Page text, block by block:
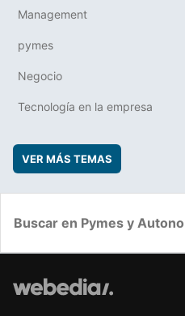
Management
pymes
Negocio
Tecnología en la empresa
VER MÁS TEMAS